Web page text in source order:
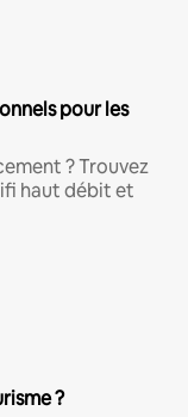
pour les
? Trouvez
haut débit et
?